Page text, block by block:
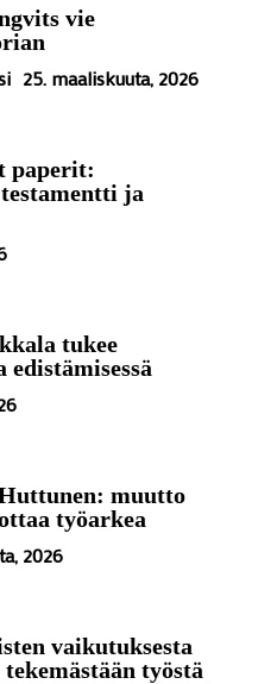
vie
25. maaliskuuta, 2026
paperit:
ja
tukee
muutto
työarkea
2026
vaikutuksesta
työstä